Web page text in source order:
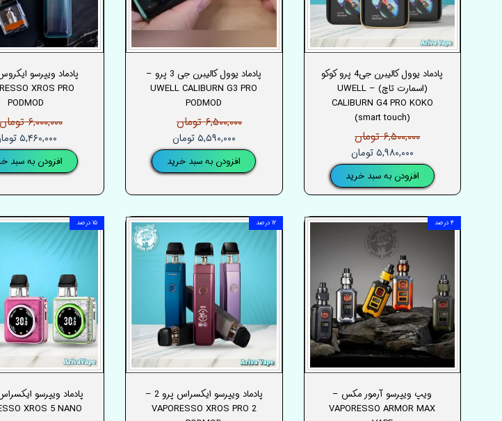
پادماد یوول کالیبرن جی4 پرو کوکو
(اسمارت تاچ) – UWELL
CALIBURN G4 PRO KOKO
(smart touch)
۶,۵۰۰,۰۰۰ تومان
۵,۹۸۰,۰۰۰ تومان
افزودن به سبد خرید
پادماد یوول کالیبرن جی 3 پرو –
UWELL CALIBURN G3 PRO
PODMOD
۶,۵۰۰,۰۰۰ تومان
۵,۵۹۰,۰۰۰ تومان
افزودن به سبد خرید
پادماد ویپرسو
XROS PRO
PODMOD
۶,۰۰۰,۰۰۰ تومان
۵,۴۶۰,۰۰۰ تومان
افزودن به سبد
ویپ ویپرسو آرمور مکس –
VAPORESSO ARMOR MAX
۴ درصد
پادماد ویپرسو ایکسراس پرو 2 –
VAPORESSO XROS PRO 2
۱۲ درصد
XROS 5 NANO
۱۵ درصد